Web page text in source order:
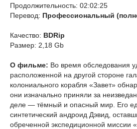
Продолжительность: 02:02:25
Перевод: Профессиональный
Качество: BDRip
Размер: 2,18 Gb
О фильме: Во время обследования
расположенной на другой стороне
колониального корабля «Завет»
они изначально приняли за
деле — тёмный и опасный мир. Его
синтетический андроид Дэвид,
обреченной экспедиционной миссии